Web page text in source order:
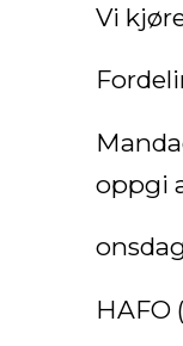
Vi
oppgi
HAFO